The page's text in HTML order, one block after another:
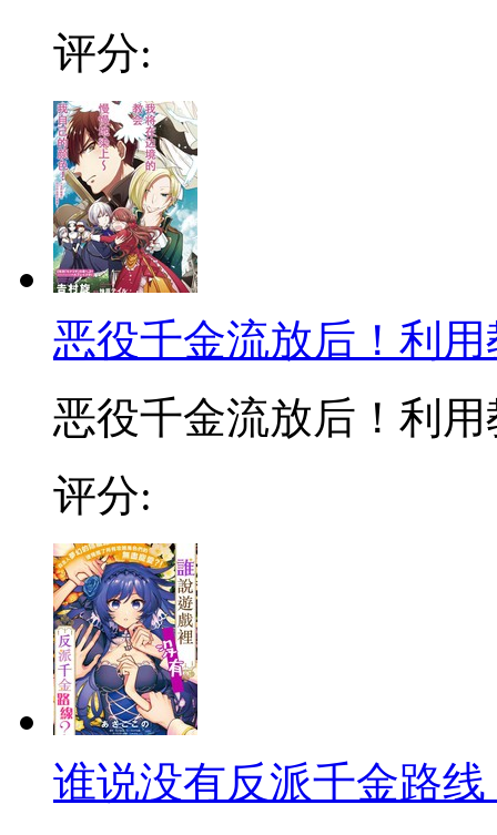
评分:
恶役千金流放后！利
恶役千金流放后！利
评分:
谁说没有反派千金路线